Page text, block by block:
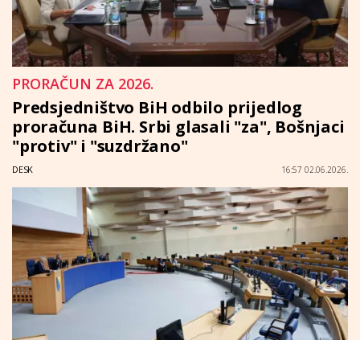
PRORAČUN ZA 2026.
Predsjedništvo BiH odbilo prijedlog
proračuna BiH. Srbi glasali "za", Bošnjaci
"protiv" i "suzdržano"
DESK 16:57 02.06.2026.